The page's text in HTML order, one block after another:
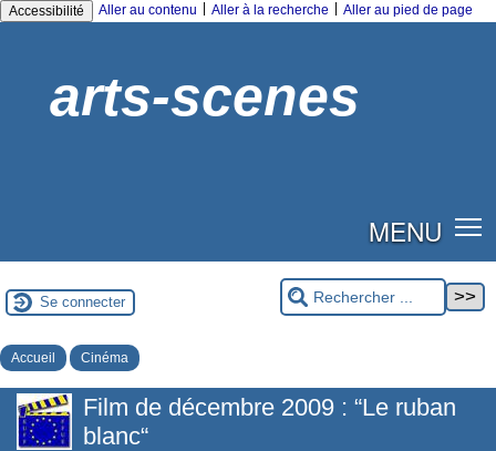
Accessibilité Aller au contenu Aller à la recherche Aller au pied de page
arts-scenes
MENU
Se connecter
Accueil Cinéma
Film de décembre 2009 : “Le ruban
blanc“